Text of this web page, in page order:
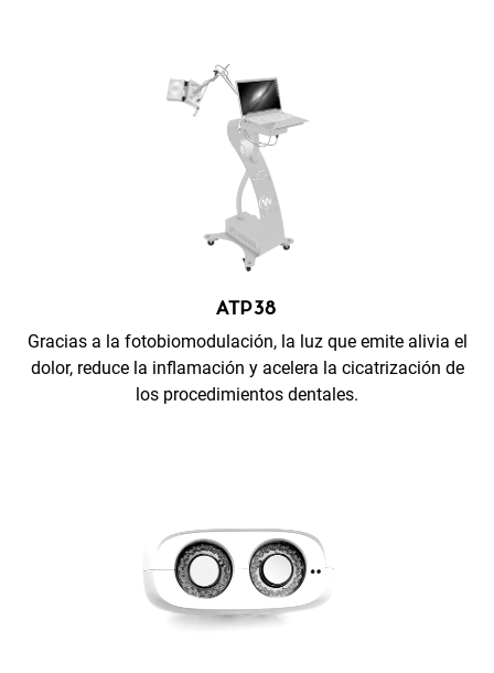
ATP38
Gracias a la fotobiomodulación, la luz que emite alivia el
dolor, reduce la inflamación y acelera la cicatrización de
los procedimientos dentales.